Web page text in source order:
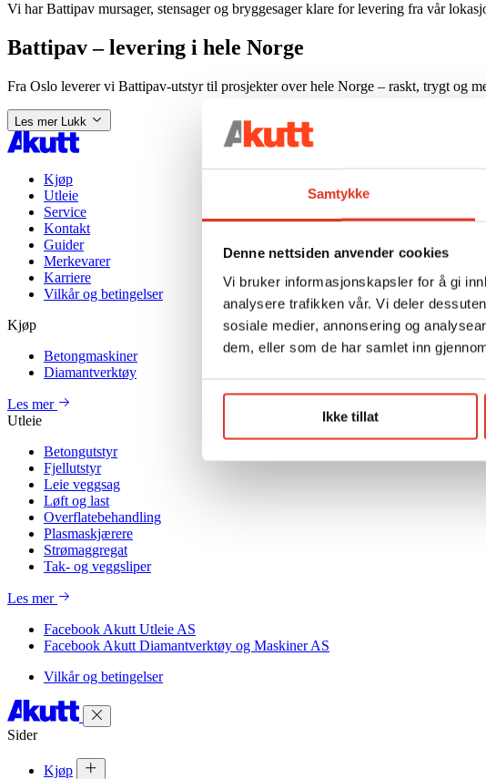
Samtykke
Denne nettsiden anvender cookies
Vi bruker informasjonskapsler for å gi
analysere trafikken vår. Vi deler
sosiale medier, annonsering og
dem, eller som de har samlet inn
Ikke tillat
Vi har Battipav mursager, stensager og bryggesager klare for levering fra vår
Battipav – levering i hele Norge
Fra Oslo leverer vi Battipav-utstyr til prosjekter over hele Norge – raskt, trygt og
Les mer Lukk
Kjøp
Utleie
Service
Kontakt
Guider
Merkevarer
Karriere
Vilkår og betingelser
Kjøp
Betongmaskiner
Diamantverktøy
Les mer
Utleie
Betongutstyr
Fjellutstyr
Leie veggsag
Løft og last
Overflatebehandling
Plasmaskjærere
Strømaggregat
Tak- og veggsliper
Les mer
Facebook Akutt Utleie AS
Facebook Akutt Diamantverktøy og Maskiner AS
Vilkår og betingelser
Sider
Kjøp